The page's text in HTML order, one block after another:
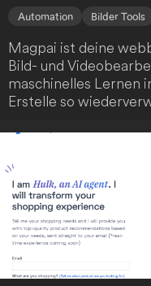
Automation Bilder Tools
Magpai ist deine
Bild- und
maschinelles Lernen
Erstelle so
hinaus fördert
gesamtes Team